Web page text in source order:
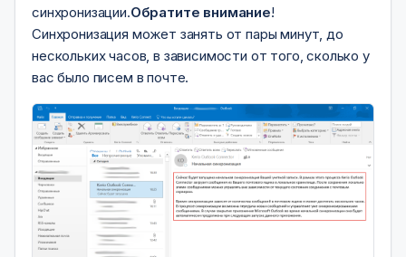
синхронизации.Обратите внимание!
Синхронизация может занять от пары минут, до
нескольких часов, в зависимости от того, сколько у
вас было писем в почте.